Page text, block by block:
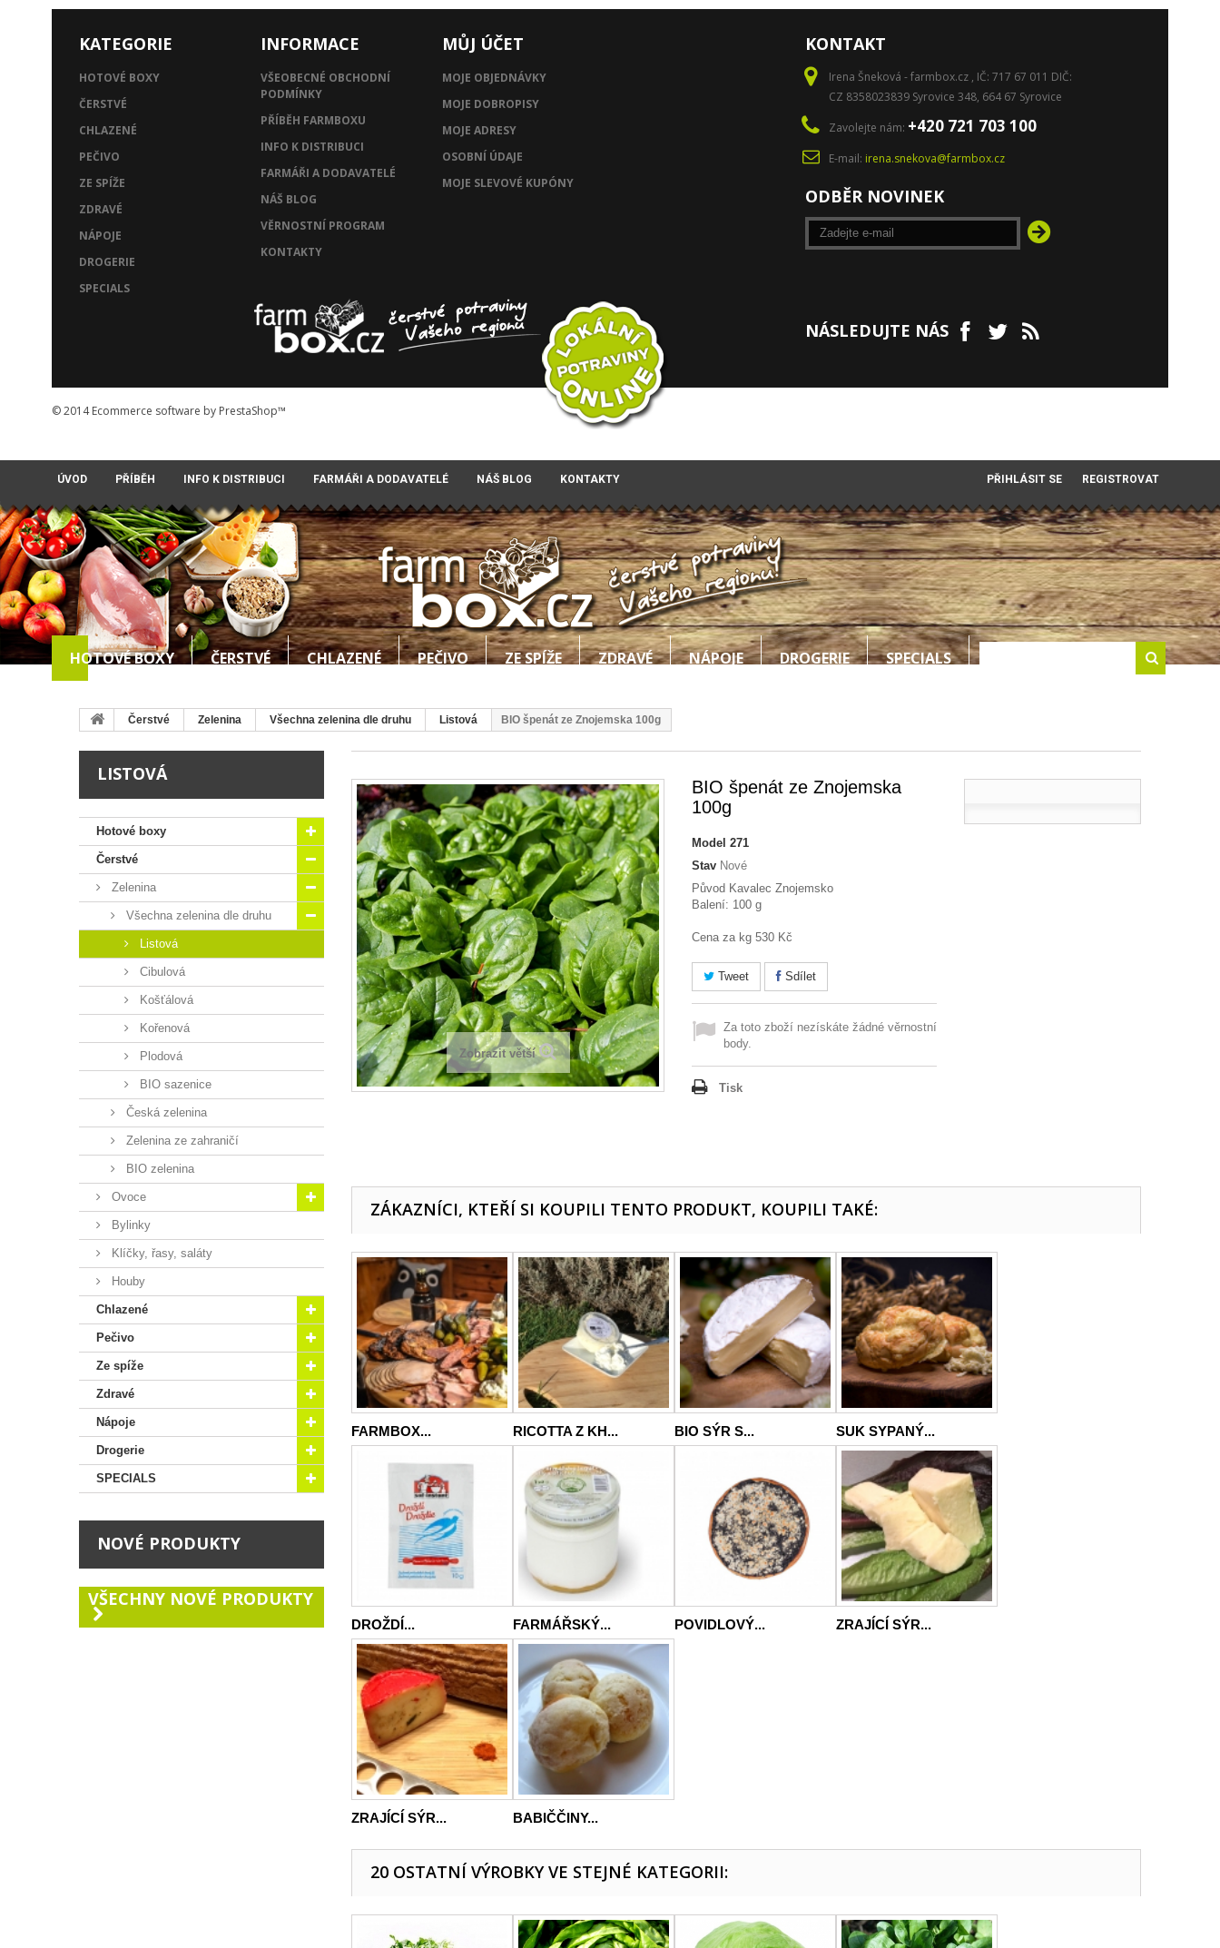
KATEGORIE
HOTOVÉ BOXY
ČERSTVÉ
CHLAZENÉ
PEČIVO
ZE SPÍŽE
ZDRAVÉ
NÁPOJE
DROGERIE
SPECIALS
INFORMACE
VŠEOBECNÉ OBCHODNÍ
PODMÍNKY
PŘÍBĚH FARMBOXU
INFO K DISTRIBUCI
FARMÁŘI A DODAVATELÉ
NÁŠ BLOG
VĚRNOSTNÍ PROGRAM
KONTAKTY
© 2014Ecommerce software by PrestaShop™
MŮJ ÚČET
MOJE OBJEDNÁVKY
MOJE DOBROPISY
MOJE ADRESY
OSOBNÍ ÚDAJE
MOJE SLEVOVÉ KUPÓNY
KONTAKT
Irena Šneková - farmbox.cz , IČ: 717 67 011 DIČ:
CZ 8358023839 Syrovice 348, 664 67 Syrovice
Zavolejte nám: +420 721 703 100
E-mail: irena.snekova@farmbox.cz
ODBĚR NOVINEK
NÁSLEDUJTE NÁS
ÚVOD PŘÍBĚH INFO K DISTRIBUCI FARMÁŘI A DODAVATELÉ NÁŠ BLOG KONTAKTY PŘIHLÁSIT SE REGISTROVAT
HOTOVÉ BOXY ČERSTVÉ CHLAZENÉ PEČIVO ZE SPÍŽE ZDRAVÉ NÁPOJE DROGERIE SPECIALS
Čerstvé Zelenina Všechna zelenina dle druhu Listová BIO špenát ze Znojemska 100g
LISTOVÁ
Hotové boxy
Čerstvé
Zelenina
Všechna zelenina dle druhu
Listová
Cibulová
Košťálová
Kořenová
Plodová
BIO sazenice
Česká zelenina
Zelenina ze zahraničí
BIO zelenina
Ovoce
Bylinky
Klíčky, řasy, saláty
Houby
Chlazené
Pečivo
Ze spíže
Zdravé
Nápoje
Drogerie
SPECIALS
NOVÉ PRODUKTY
VŠECHNY NOVÉ PRODUKTY
Zobrazit větší
BIO špenát ze Znojemska
100g
Model 271
Stav Nové
Původ Kavalec Znojemsko
Balení: 100 g
Cena za kg 530 Kč
Tweet Sdílet
Za toto zboží nezískáte žádné věrnostní
body.
Tisk
ZÁKAZNÍCI, KTEŘÍ SI KOUPILI TENTO PRODUKT, KOUPILI TAKÉ:
FARMBOX... RICOTTA Z KH... BIO SÝR S... SUK SYPANÝ...
DROŽDÍ... FARMÁŘSKÝ... POVIDLOVÝ... ZRAJÍCÍ SÝR...
ZRAJÍCÍ SÝR... BABIČČINY...
20 OSTATNÍ VÝROBKY VE STEJNÉ KATEGORII: